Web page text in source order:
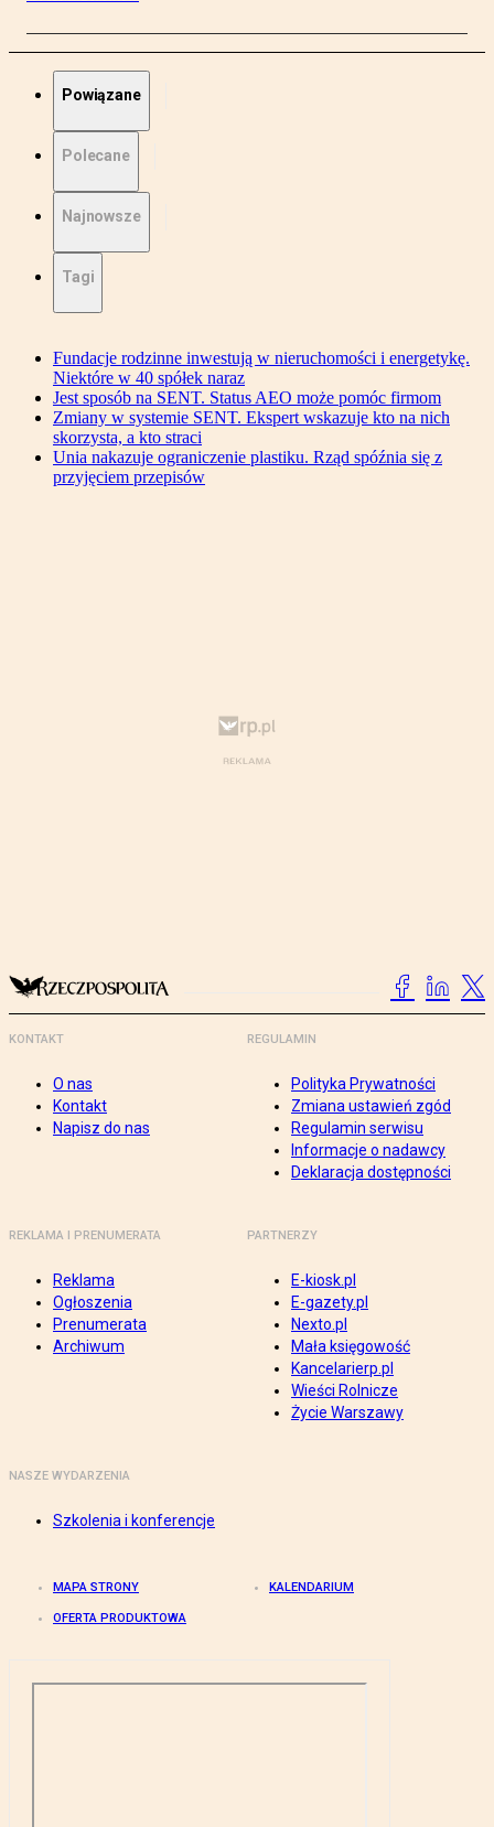
Powiązane
Polecane
Najnowsze
Tagi
Fundacje rodzinne inwestują w nieruchomości i energetykę.
Niektóre w 40 spółek naraz
Jest sposób na SENT. Status AEO może pomóc firmom
Zmiany w systemie SENT. Ekspert wskazuje kto na nich
skorzysta, a kto straci
Unia nakazuje ograniczenie plastiku. Rząd spóźnia się z
przyjęciem przepisów
KONTAKT
O nas
Kontakt
Napisz do nas
REGULAMIN
Polityka Prywatności
Zmiana ustawień zgód
Regulamin serwisu
Informacje o nadawcy
Deklaracja dostępności
REKLAMA I PRENUMERATA
Reklama
Ogłoszenia
Prenumerata
Archiwum
PARTNERZY
E-kiosk.pl
E-gazety.pl
Nexto.pl
Mała księgowość
Kancelarierp.pl
Wieści Rolnicze
Życie Warszawy
NASZE WYDARZENIA
Szkolenia i konferencje
MAPA STRONY KALENDARIUM
OFERTA PRODUKTOWA